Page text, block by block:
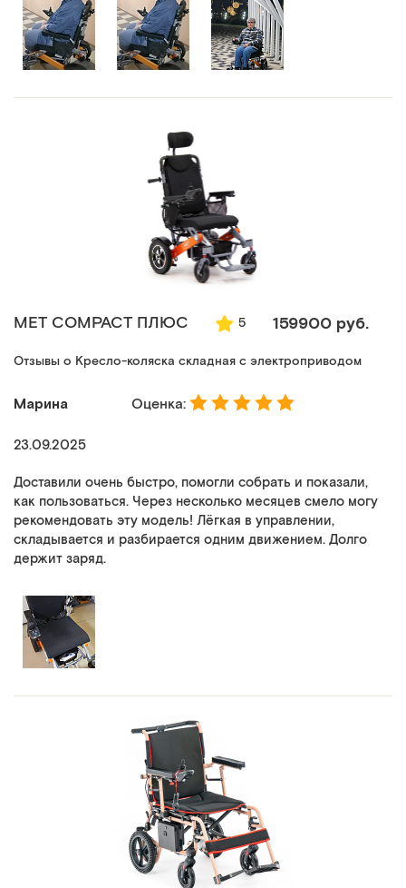
MET COMPACT ПЛЮС 5 159900 руб.
Отзывы о Кресло-коляска складная с электроприводом
Марина Оценка:
23.09.2025
Доставили очень быстро, помогли собрать и показали,
как пользоваться. Через несколько месяцев смело могу
рекомендовать эту модель! Лёгкая в управлении,
складывается и разбирается одним движением. Долго
держит заряд.